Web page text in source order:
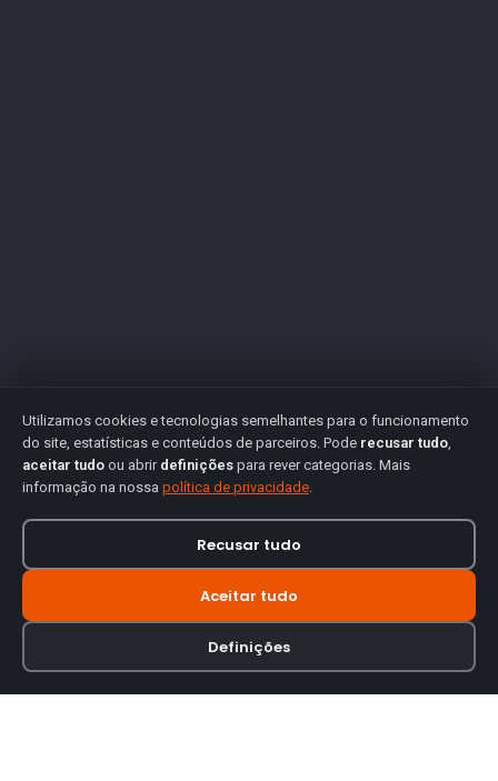
Utilizamos cookies e tecnologias semelhantes para o funcionamento
do site, estatísticas e conteúdos de parceiros. Pode recusar tudo,
aceitar tudo ou abrir definições para rever categorias. Mais
informação na nossa política de privacidade.
Recusar tudo
Aceitar tudo
Definições